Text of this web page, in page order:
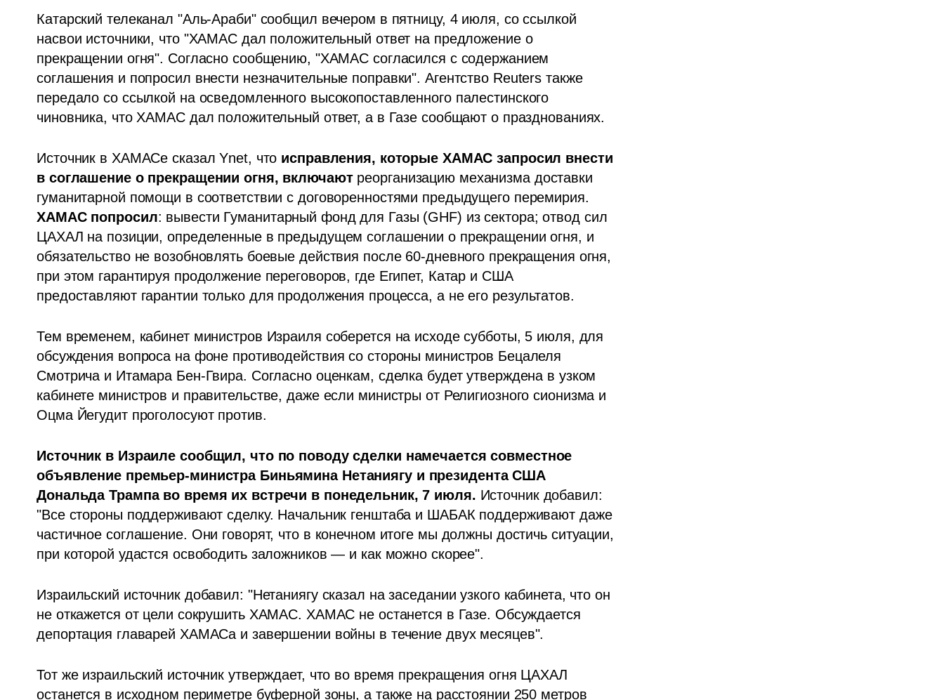
Катарский телеканал "Аль-Араби" сообщил вечером в пятницу, 4 июля, со ссылкой
насвои источники, что "ХАМАС дал положительный ответ на предложение о
прекращении огня". Согласно сообщению, "ХАМАС согласился с содержанием
соглашения и попросил внести незначительные поправки". Агентство Reuters также
передало со ссылкой на осведомленного высокопоставленного палестинского
чиновника, что ХАМАС дал положительный ответ, а в Газе сообщают о празднованиях.
Источник в ХАМАСе сказал Ynet, что исправления, которые ХАМАС запросил внести
в соглашение о прекращении огня, включают реорганизацию механизма доставки
ХАМАС попросил: вывести Гуманитарный фонд для Газы (GHF) из сектора; отвод сил
ЦАХАЛ на позиции, определенные в предыдущем соглашении о прекращении огня, и
обязательство не возобновлять боевые действия после 60-дневного прекращения огня,
при этом гарантируя продолжение переговоров, где Египет, Катар и США
предоставляют гарантии только для продолжения процесса, а не его результатов.
Тем временем, кабинет министров Израиля соберется на исходе субботы, 5 июля, для
обсуждения вопроса на фоне противодействия со стороны министров Бецалеля
Смотрича и Итамара Бен-Гвира. Согласно оценкам, сделка будет утверждена в узком
кабинете министров и правительстве, даже если министры от Религиозного сионизма и
Оцма Йегудит проголосуют против.
Источник в Израиле сообщил, что по поводу сделки намечается совместное
объявление премьер-министра Биньямина Нетаниягу и президента США
Дональда Трампа во время их встречи в понедельник, 7 июля. Источник добавил:
"Все стороны поддерживают сделку. Начальник генштаба и ШАБАК поддерживают даже
частичное соглашение. Они говорят, что в конечном итоге мы должны достичь ситуации,
при которой удастся освободить заложников — и как можно скорее".
Израильский источник добавил: "Нетаниягу сказал на заседании узкого кабинета, что он
не откажется от цели сокрушить ХАМАС. ХАМАС не останется в Газе. Обсуждается
депортация главарей ХАМАСа и завершении войны в течение двух месяцев".
Тот же израильский источник утверждает, что во время прекращения огня ЦАХАЛ
останется в исходном периметре буферной зоны, а также на расстоянии 250 метров